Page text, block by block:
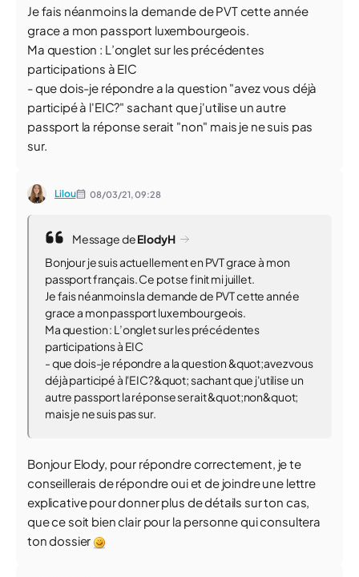
Je fais néanmoins la demande de PVT cette année
grace a mon passport luxembourgeois.
Ma question : L’onglet sur les précédentes
participations à EIC
- que dois-je répondre a la question "avez vous déjà
participé à l'EIC?" sachant que j'utilise un autre
passport la réponse serait "non" mais je ne suis pas
sur.
Lilou 08/03/21,09:28
Message deElodyH
Bonjour je suis actuellement en PVT grace à mon
passport français. Ce pot se finit mi juillet.
Je fais néanmoins la demande de PVT cette année
grace a mon passport luxembourgeois.
Ma question : L’onglet sur les précédentes
participations à EIC
- que dois-je répondre a la question &quot;avez vous
déjà participé à l'EIC?&quot; sachant que j'utilise un
autre passport la réponse serait &quot;non&quot;
mais je ne suis pas sur.
Bonjour Elody, pour répondre correctement, je te
conseillerais de répondre oui et de joindre une lettre
explicative pour donner plus de détails sur ton cas,
que ce soit bien clair pour la personne qui consultera
ton dossier